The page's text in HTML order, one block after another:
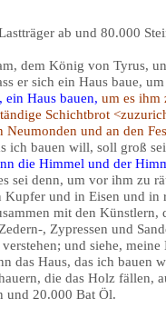
ab und 80.000
dem König von Tyrus,
er sich ein Haus baue,
ein Haus bauen, um es ihm
Schichtbrot
Neumonden und an den
ich bauen will, soll groß
die Himmel und der
sei denn, um vor ihm zu
und in Eisen und in
mit den
, Zypressen und
und siehe,
das Haus, das ich bauen
die das Holz fällen,
und 20.000 Bat Öl.